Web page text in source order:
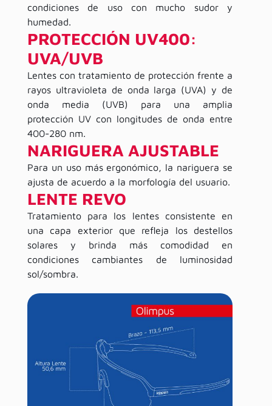
condiciones de uso con mucho sudor y
humedad.
PROTECCIÓN UV400:
UVA/UVB
Lentes con tratamiento de protección frente a
rayos ultravioleta de onda larga (UVA) y de
onda media (UVB) para una amplia
protección UV con longitudes de onda entre
400-280 nm.
NARIGUERA AJUSTABLE
Para un uso más ergonómico, la nariguera se
ajusta de acuerdo a la morfología del usuario.
LENTE REVO
Tratamiento para los lentes consistente en
una capa exterior que refleja los destellos
solares y brinda más comodidad en
condiciones cambiantes de luminosidad
sol/sombra.